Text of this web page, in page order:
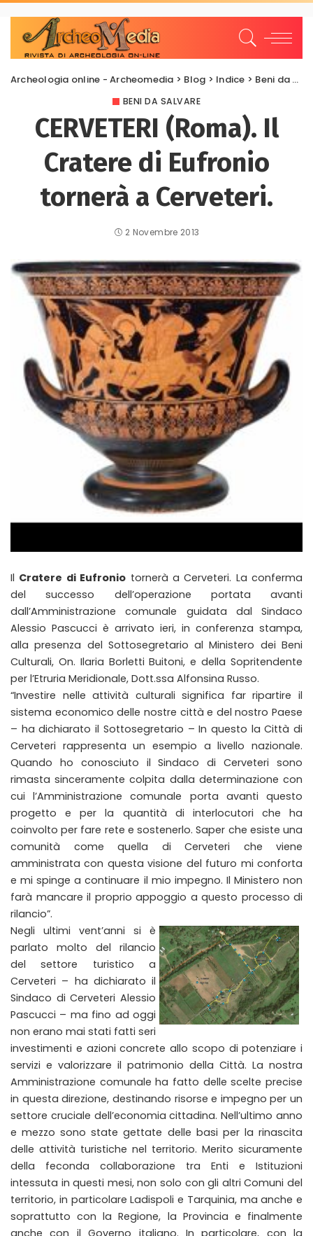
Archeologia online - Archeomedia > Blog > Indice > Beni da salvare
BENI DA SALVARE
CERVETERI (Roma). Il
Cratere di Eufronio
tornerà a Cerveteri.
2 Novembre 2013
Il Cratere di Eufronio tornerà a Cerveteri. La conferma
del successo dell’operazione portata avanti
dall’Amministrazione comunale guidata dal Sindaco
Alessio Pascucci è arrivato ieri, in conferenza stampa,
alla presenza del Sottosegretario al Ministero dei Beni
Culturali, On. Ilaria Borletti Buitoni, e della Sopritendente
per l’Etruria Meridionale, Dott.ssa Alfonsina Russo.
“Investire nelle attività culturali significa far ripartire il
sistema economico delle nostre città e del nostro Paese
– ha dichiarato il Sottosegretario – In questo la Città di
Cerveteri rappresenta un esempio a livello nazionale.
Quando ho conosciuto il Sindaco di Cerveteri sono
rimasta sinceramente colpita dalla determinazione con
cui l’Amministrazione comunale porta avanti questo
progetto e per la quantità di interlocutori che ha
coinvolto per fare rete e sostenerlo. Saper che esiste una
comunità come quella di Cerveteri che viene
amministrata con questa visione del futuro mi conforta
e mi spinge a continuare il mio impegno. Il Ministero non
farà mancare il proprio appoggio a questo processo di
rilancio”.
Negli ultimi vent’anni si è
parlato molto del rilancio
del settore turistico a
Cerveteri – ha dichiarato il
Sindaco di Cerveteri Alessio
Pascucci – ma fino ad oggi
non erano mai stati fatti seri
investimenti e azioni concrete allo scopo di potenziare i
servizi e valorizzare il patrimonio della Città. La nostra
Amministrazione comunale ha fatto delle scelte precise
in questa direzione, destinando risorse e impegno per un
settore cruciale dell’economia cittadina. Nell’ultimo anno
e mezzo sono state gettate delle basi per la rinascita
delle attività turistiche nel territorio. Merito sicuramente
della feconda collaborazione tra Enti e Istituzioni
intessuta in questi mesi, non solo con gli altri Comuni del
territorio, in particolare Ladispoli e Tarquinia, ma anche e
soprattutto con la Regione, la Provincia e finalmente
anche con il Governo italiano. In particolare, con la